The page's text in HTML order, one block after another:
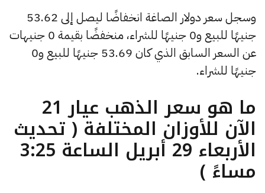
وسجل سعر دولار الصاغة انخفاضًا ليصل إلى 53.62
جنيهًا للبيع و0 جنيهًا للشراء، منخفضًا بقيمة 0 جنيهات
عن السعر السابق الذي كان 53.69 جنيهًا للبيع و0
جنيهًا للشراء.
ما هو سعر الذهب عيار 21
الآن للأوزان المختلفة ( تحديث
الأربعاء 29 أبريل الساعة 3:25
مساءً )